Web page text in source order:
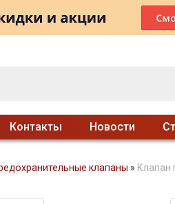
Контакты Новости
клапаны » Клапан